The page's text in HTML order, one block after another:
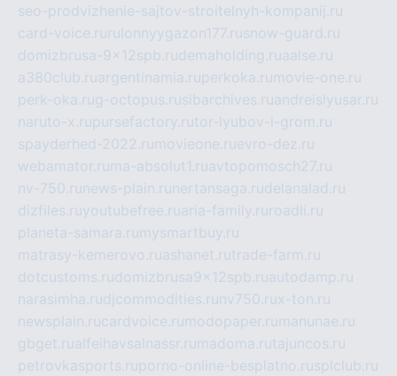
seo-prodvizhenie-sajtov-stroitelnyh-kompanij.ru
card-voice.ru rulonnyygazon177.rusnow-guard.ru
domizbrusa-9x12spb.rudemaholding.ruaalse.ru
a380club.ruargentinamia.ruperkoka.ru movie-one.ru
perk-oka.rug-octopus.rusibarchives.ruandreislyusar.ru
naruto-x.rupursefactory.rutor-lyubov-i-grom.ru
spayderhed-2022.ru movieone.ruevro-dez.ru
webamator.ru ma-absolut1.ruavtopomosch27.ru
nv-750.ru news-plain.ru nertansaga.rudelanalad.ru
dizfiles.ruyoutubefree.ruaria-family.ru roadli.ru
planeta-samara.ru mysmartbuy.ru
matrasy-kemerovo.ruashanet.rutrade-farm.ru
dotcustoms.rudomizbrusa9x12spb.ruautodamp.ru
narasimha.rudjcommodities.ru nv750.rux-ton.ru
newsplain.rucardvoice.ru modopaper.ru manunae.ru
gbget.rualfeihavsalnassr.ru madoma.rutajuncos.ru
petrovkasports.ruporno-online-besplatno.rusplclub.ru